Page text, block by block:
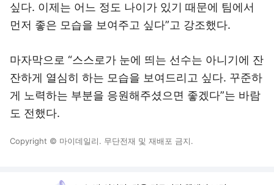
싶다. 이제는 어느 정도 나이가 있기 때문에 팀에서
먼저 좋은 모습을 보여주고 싶다”고 강조했다.
마자막으로 “스스로가 눈에 띄는 선수는 아니기에 잔
잔하게 열심히 하는 모습을 보여드리고 싶다. 꾸준하
게 노력하는 부분을 응원해주셨으면 좋겠다”는 바람
도 전했다.
Copyright © 마이데일리. 무단전재 및 재배포 금지.